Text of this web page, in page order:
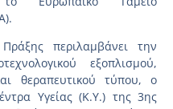
περιλαμβάνει την
εξοπλισμού,
θεραπευτικού τύπου, ο
Υγείας (K.Y.) της 3ης